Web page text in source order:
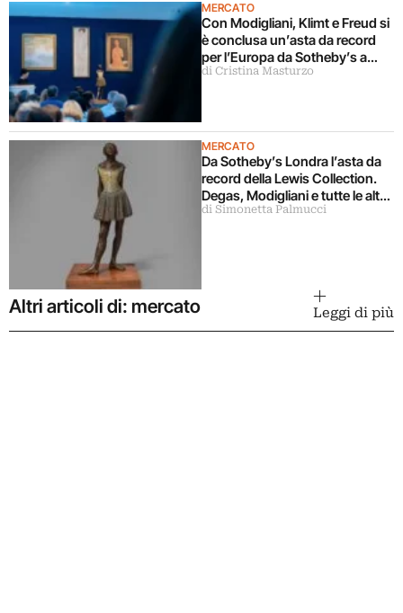
MERCATO
Con Modigliani, Klimt e Freud si
è conclusa un’asta da record
per l’Europa da Sotheby’s a
Londra
di Cristina Masturzo
MERCATO
Da Sotheby’s Londra l’asta da
record della Lewis Collection.
Degas, Modigliani e tutte le altre
opere che hanno fatto scandalo
di Simonetta Palmucci
Altri articoli di: mercato Leggi di più